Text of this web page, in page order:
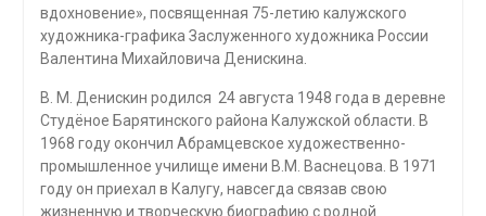
вдохновение», посвященная 75-летию калужского
художника-графика Заслуженного художника России
Валентина Михайловича Денискина.
В. М. Денискин родился 24 августа 1948 года в деревне
Студёное Барятинского района Калужской области. В
1968 году окончил Абрамцевское художественно-
промышленное училище имени В.М. Васнецова. В 1971
году он приехал в Калугу, навсегда связав свою
жизненную и творческую биографию с родной